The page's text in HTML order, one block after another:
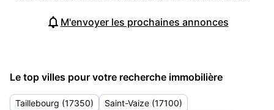
M'envoyer les prochaines annonces
Le top villes pour votre recherche immobilière
Taillebourg (17350)
Saint-Vaize (17100)